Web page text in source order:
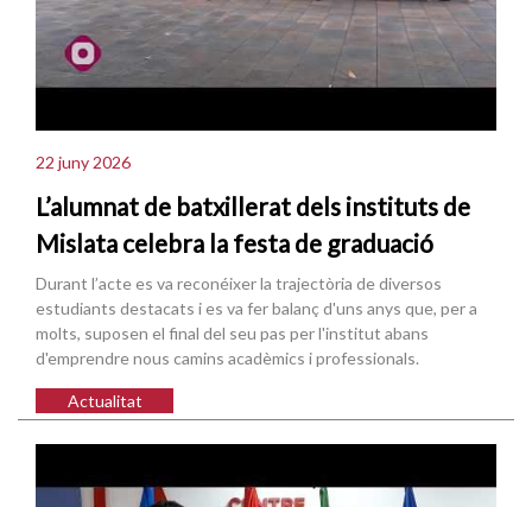
22 juny 2026
L’alumnat de batxillerat dels instituts de
Mislata celebra la festa de graduació
Durant l’acte es va reconéixer la trajectòria de diversos
estudiants destacats i es va fer balanç d'uns anys que, per a
molts, suposen el final del seu pas per l'institut abans
d'emprendre nous camins acadèmics i professionals.
Actualitat